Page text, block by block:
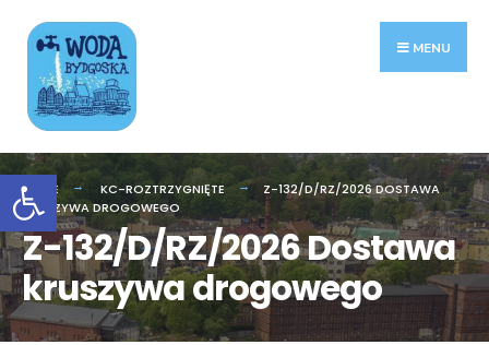
Otwórz pasek narzędzi
content
MENU
HOME KC-ROZTRZYGNIĘTE
Z-132/D/RZ/2026 DOSTAWA
KRUSZYWA DROGOWEGO
Z-132/D/RZ/2026 Dostawa
kruszywa drogowego
for: